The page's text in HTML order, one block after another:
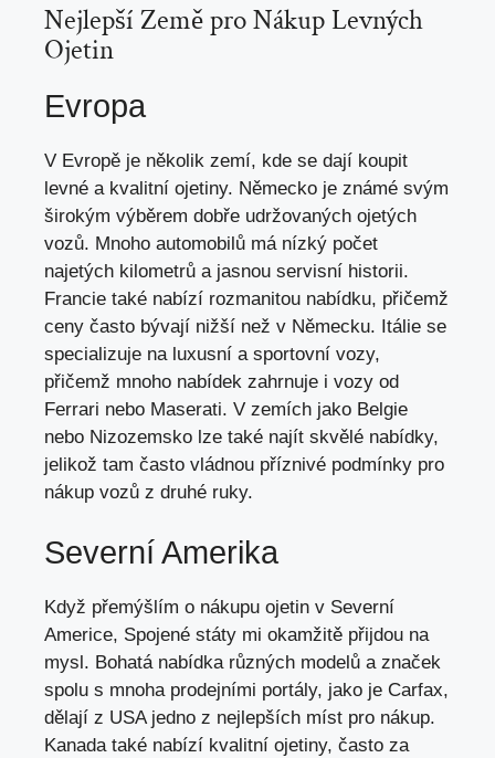
Nejlepší Země pro Nákup Levných
Ojetin
Evropa
V Evropě je několik zemí, kde se dají koupit
levné a kvalitní ojetiny. Německo je známé svým
širokým výběrem dobře udržovaných ojetých
vozů. Mnoho automobilů má nízký počet
najetých kilometrů a jasnou servisní historii.
Francie také nabízí rozmanitou nabídku, přičemž
ceny často bývají nižší než v Německu. Itálie se
specializuje na luxusní a sportovní vozy,
přičemž mnoho nabídek zahrnuje i vozy od
Ferrari nebo Maserati. V zemích jako Belgie
nebo Nizozemsko lze také najít skvělé nabídky,
jelikož tam často vládnou příznivé podmínky pro
nákup vozů z druhé ruky.
Severní Amerika
Když přemýšlím o nákupu ojetin v Severní
Americe, Spojené státy mi okamžitě přijdou na
mysl. Bohatá nabídka různých modelů a značek
spolu s mnoha prodejními portály, jako je Carfax,
dělají z USA jedno z nejlepších míst pro nákup.
Kanada také nabízí kvalitní ojetiny, často za